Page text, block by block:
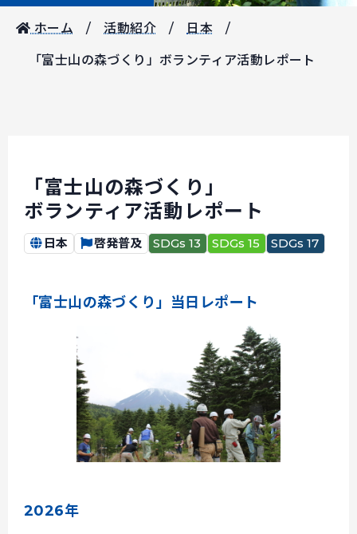
ホーム 活動紹介 日本
「富士山の森づくり」ボランティア活動レポート
「富士山の森づくり」
ボランティア活動レポート
日本 啓発普及 SDGs 13 SDGs 15 SDGs 17
「富士山の森づくり」当日レポート
2026年